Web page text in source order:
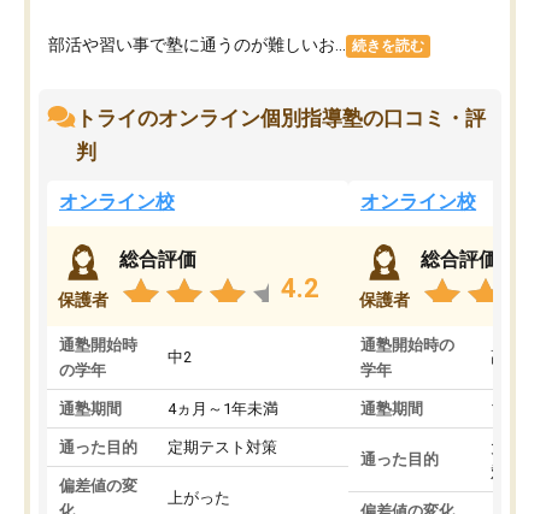
部活や習い事で塾に通うのが難しいお... 続きを読む
トライのオンライン個別指導塾の口コミ・評
判
オンライン校
保護者
総合評価
4.2
通塾開始時
の学年
中2
通塾期間 4ヵ月～1年未満
通った目的 定期テスト対策
偏差値の変
上がった
オンライン校
保護者
総合評価
通塾開始時の
学年
高3
通塾期間 1～3
通った目的
大学
対策